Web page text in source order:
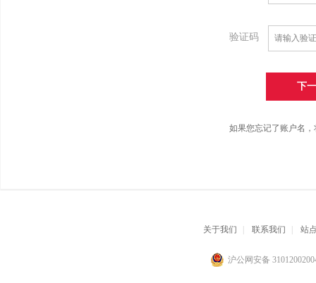
验证码
如果您忘记了账户名
关于我们 联系我们 站
沪公网安备